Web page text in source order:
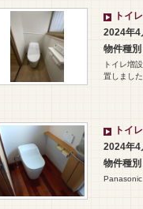
トイ
2024年4
物件種
トイレ増
置しまし
トイ
2024年4
物件種
Panasonic